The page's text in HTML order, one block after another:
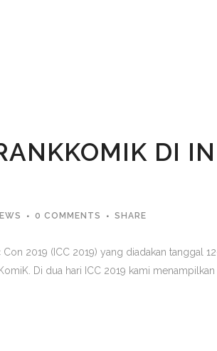
DI
0 COMMENTS SHARE
2019 (ICC 2019) yang diadakan tanggal
Di dua hari ICC 2019 kami